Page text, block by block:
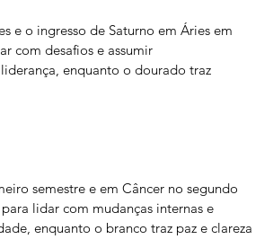
e o ingresso de Saturno em Áries em
com desafios e assumir
enquanto o dourado traz
semestre e em Câncer no segundo
lidar com mudanças internas e
enquanto o branco traz paz e clareza